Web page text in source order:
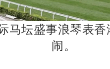
马坛盛事浪琴表
闹。